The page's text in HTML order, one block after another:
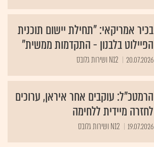
בכיר אמריקאי: "תחילת יישום תוכנית
הפיילוט בלבנון - התקדמות ממשית"
20.07.2026 N12 ושירות גלובס
הרמטכ"ל: עוקבים אחר איראן, ערוכים
לחזרה מיידית ללחימה
19.07.2026 N12 ושירות גלובס